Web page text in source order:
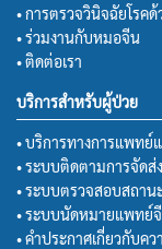
• การตรวจวินิจฉัยโร
• ร่วมงานกับหมอจีน
• ติดต่อเรา
บริการสำหรับผู้ป่วย
• บริการทางการแพท
• ระบบติดตามการจัดส่
• ระบบตรวจสอบสถาน
• ระบบนัดหมายแพทย์
• คำประกาศเกี่ยวกับค